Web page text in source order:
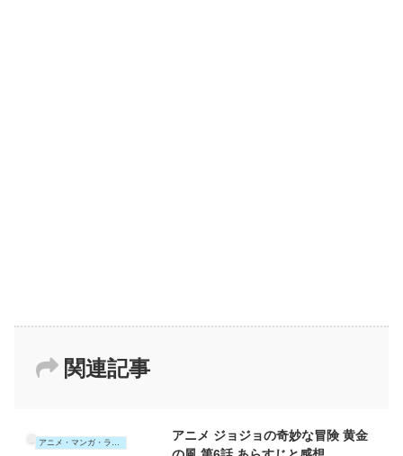
関連記事
アニメ ジョジョの奇妙な冒険 黄金